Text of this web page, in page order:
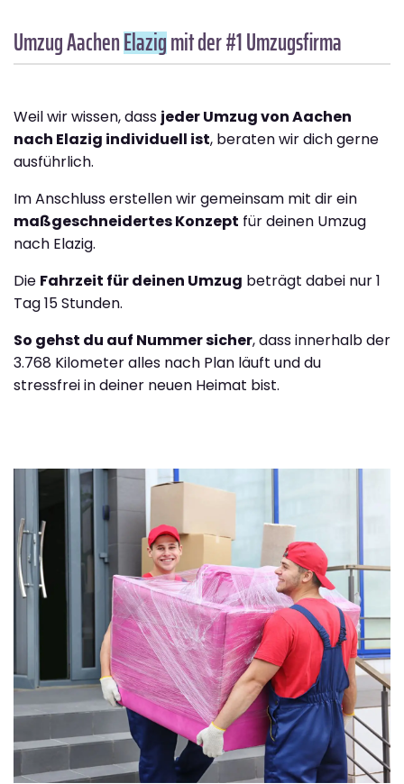
Umzug AachenElazigmit der #1 Umzugsfirma
Weil wir wissen, dass jeder Umzug von Aachen
nach Elazig individuell ist, beraten wir dich gerne
ausführlich.
Im Anschluss erstellen wir gemeinsam mit dir ein
maßgeschneidertes Konzept für deinen Umzug
nach Elazig.
Die Fahrzeit für deinen Umzug beträgt dabei nur 1
Tag 15 Stunden.
So gehst du auf Nummer sicher, dass innerhalb der
3.768 Kilometer alles nach Plan läuft und du
stressfrei in deiner neuen Heimat bist.